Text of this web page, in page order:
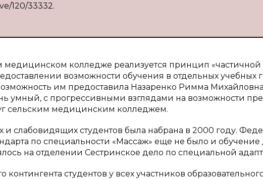
120/33332.
медицинском колледже реализуется принцип
возможности обучения в отдельных учебных
им предоставила Назаренко Римма
умный, с прогрессивными взглядами на возможности
сельским медицинским колледжем.
и слабовидящих студентов была набрана в 2000 году.
по специальности «Массаж» еще не было и обучение
на отделении Сестринское дело по специальной
студентов у всех участников